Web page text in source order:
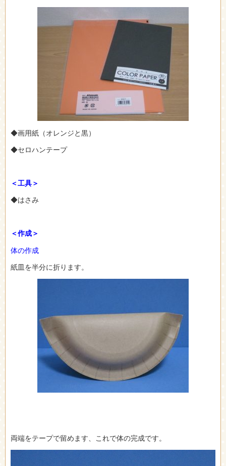
◆画用紙（オレンジと黒）
◆セロハンテープ
＜工具＞
◆はさみ
＜作成＞
体の作成
紙皿を半分に折ります。
両端をテープで留めます、これで体の完成です。